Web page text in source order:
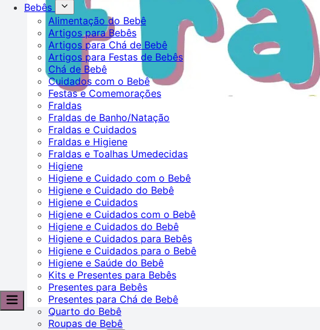
Bebês
Alimentação do Bebê
Artigos para Bebês
Artigos para Chá de Bebê
Artigos para Festas de Bebês
Chá de Bebê
Cuidados com o Bebê
Festas e Comemorações
Fraldas
Fraldas de Banho/Natação
Fraldas e Cuidados
Fraldas e Higiene
Fraldas e Toalhas Umedecidas
Higiene
Higiene e Cuidado com o Bebê
Higiene e Cuidado do Bebê
Higiene e Cuidados
Higiene e Cuidados com o Bebê
Higiene e Cuidados do Bebê
Higiene e Cuidados para Bebês
Higiene e Cuidados para o Bebê
Higiene e Saúde do Bebê
Kits e Presentes para Bebês
Presentes para Bebês
Presentes para Chá de Bebê
Quarto do Bebê
Roupas de Bebê